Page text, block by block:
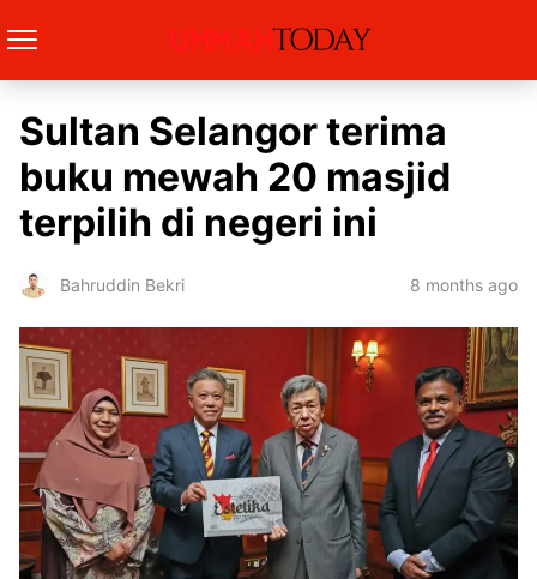
Sultan Selangor terima
buku mewah 20 masjid
terpilih di negeri ini
Bahruddin Bekri 8 months ago